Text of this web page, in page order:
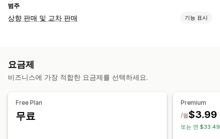
범주
상향 판매 및 교차 판매 기능 표시
사용자 지정 HTML
요금제
비즈니스에 가장 적합한 요금제를 선택하세요.
Free Plan
무료
Premium
$3.99
/월
또는 연